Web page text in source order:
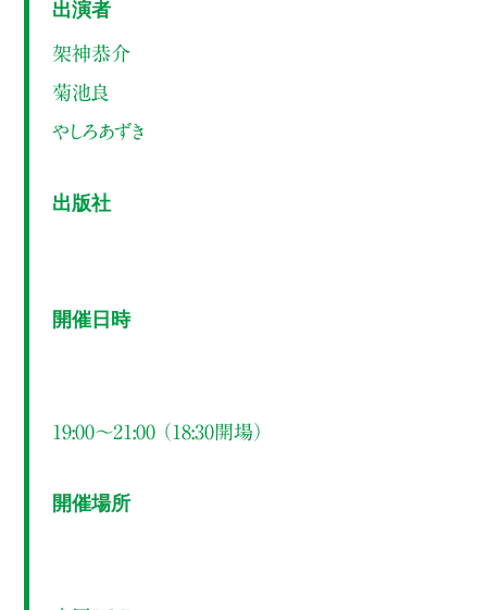
出演者
架神恭介
菊池良
やしろあずき
出版社
開催日時
19:00～21:00 （18:30開場）
開催場所